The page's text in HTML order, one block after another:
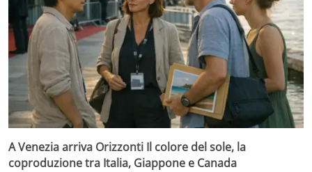
A Venezia arriva Orizzonti Il colore del sole, la
coproduzione tra Italia, Giappone e Canada